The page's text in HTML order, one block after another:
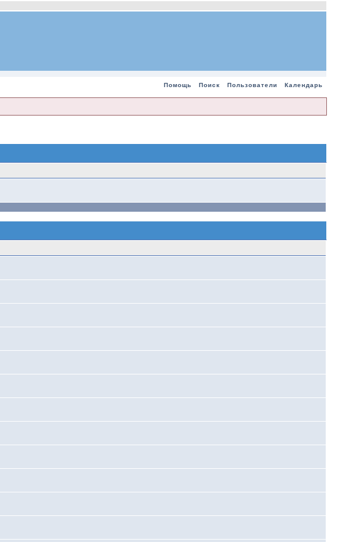
Помощь Поиск Пользователи Календарь